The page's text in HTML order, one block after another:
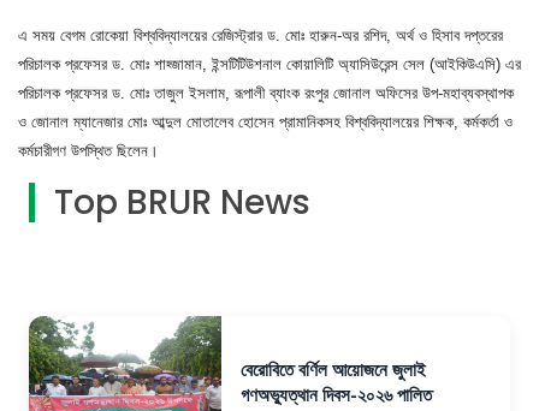
এ সময় বেগম রোকেয়া বিশ্ববিদ্যালয়ের রেজিস্ট্রার ড. মোঃ হারুন-অর রশিদ, অর্থ ও হিসাব দপ্তরের
পরিচালক প্রফেসর ড. মোঃ শাহ্জামান, ইন্সটিটিউশনাল কোয়ালিটি অ্যাসিউরেন্স সেল (আইকিউএসি) এর
পরিচালক প্রফেসর ড. মোঃ তাজুল ইসলাম, রূপালী ব্যাংক রংপুর জোনাল অফিসের উপ-মহাব্যবস্থাপক
ও জোনাল ম্যানেজার মোঃ আব্দুল মোতালেব হোসেন প্রামানিকসহ বিশ্ববিদ্যালয়ের শিক্ষক, কর্মকর্তা ও
কর্মচারীগণ উপস্থিত ছিলেন।
Top BRUR News
বেরোবিতে বর্ণিল আয়োজনে জুলাই
গণঅভ্যুত্থান দিবস-২০২৬ পালিত